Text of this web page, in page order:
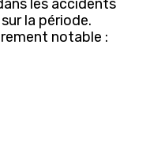
les accidents
la période.
notable :